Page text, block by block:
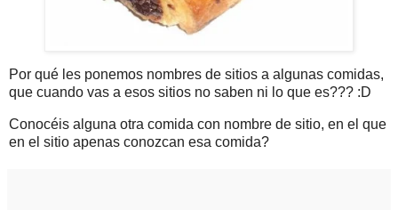
Por qué les ponemos nombres de sitios a algunas comidas,
que cuando vas a esos sitios no saben ni lo que es??? :D
Conocéis alguna otra comida con nombre de sitio, en el que
en el sitio apenas conozcan esa comida?